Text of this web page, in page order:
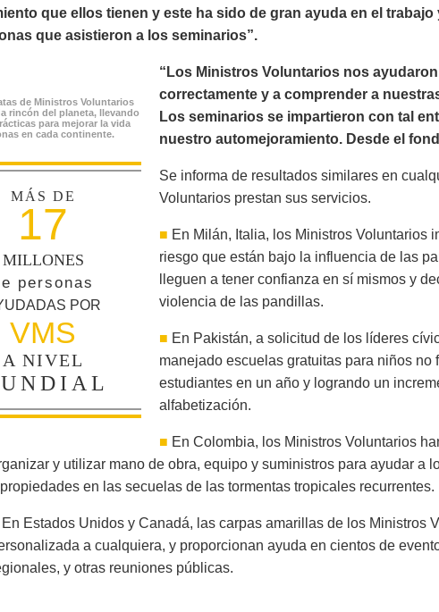
que ellos tienen y este ha sido de gran ayuda en el
que asistieron a los seminarios”.
de Ministros Voluntarios
rincón del planeta, llevando
para mejorar la vida
en cada continente.
MÁS DE
17
MILLONES
personas
POR
VMS
A NIVEL
“Los Ministros Voluntarios nos
correctamente y a comprender a
Los seminarios se impartieron con tal
nuestro automejoramiento. Desde el
Se informa de resultados similares en
Voluntarios prestan sus servicios.
■ En Milán, Italia, los Ministros Voluntarios
riesgo que están bajo la influencia de las
lleguen a tener confianza en sí mismos y
violencia de las pandillas.
■ En Pakistán, a solicitud de los líderes
manejado escuelas gratuitas para niños
estudiantes en un año y logrando un
alfabetización.
■ En Colombia, los Ministros Voluntarios
y utilizar mano de obra, equipo y suministros para ayudar a
en las secuelas de las tormentas tropicales recurrentes.
En Estados Unidos y Canadá, las carpas amarillas de los Ministros
a cualquiera, y proporcionan ayuda en cientos de
y otras reuniones públicas.